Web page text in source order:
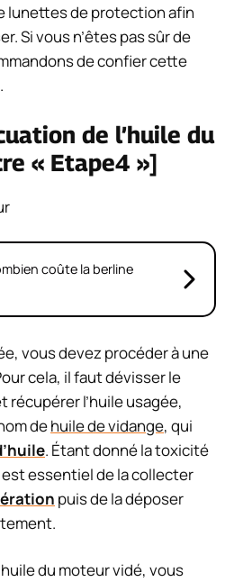
lunettes de protection afin
Si vous n’êtes pas sûr de
de confier cette
de l’huile du
« Etape4 »]
coûte la berline
vous devez procéder à une
cela, il faut dévisser le
récupérer l’huile usagée,
dehuile de vidange, qui
. Étant donné la toxicité
essentiel de la collecter
puis de la déposer
du moteur vidé, vous